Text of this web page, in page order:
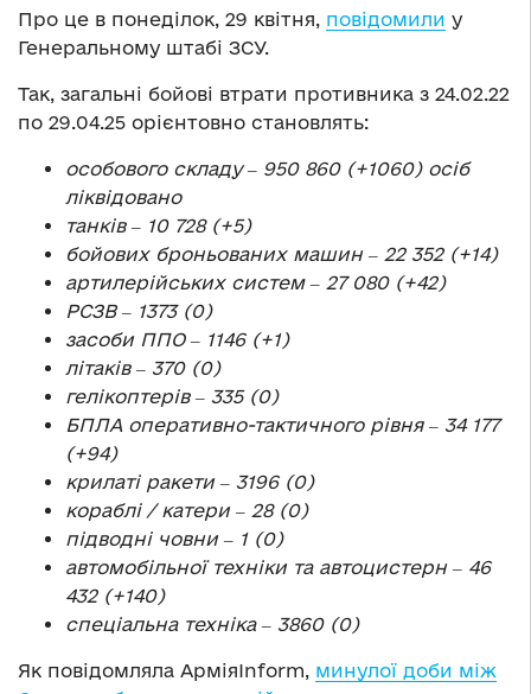
Про це в понеділок, 29 квітня, повідомили у
Генеральному штабі ЗСУ.
Так, загальні бойові втрати противника з 24.02.22
по 29.04.25 орієнтовно становлять:
особового складу ‒ 950 860 (+1060) осіб
ліквідовано
танків ‒ 10 728 (+5)
бойових броньованих машин ‒ 22 352 (+14)
артилерійських систем ‒ 27 080 (+42)
РСЗВ ‒ 1373 (0)
засоби ППО ‒ 1146 (+1)
літаків ‒ 370 (0)
гелікоптерів ‒ 335 (0)
БПЛА оперативно-тактичного рівня ‒ 34 177
(+94)
крилаті ракети ‒ 3196 (0)
кораблі / катери ‒ 28 (0)
підводні човни ‒ 1 (0)
автомобільної техніки та автоцистерн ‒ 46
432 (+140)
спеціальна техніка ‒ 3860 (0)
Як повідомляла АрміяInform, минулої доби між